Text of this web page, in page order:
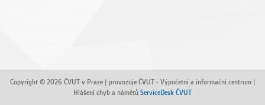
Copyright © 2026 ČVUT v Praze | provozuje ČVUT - Výpočetní a informační centrum |
Hlášení chyb a námětů ServiceDesk ČVUT